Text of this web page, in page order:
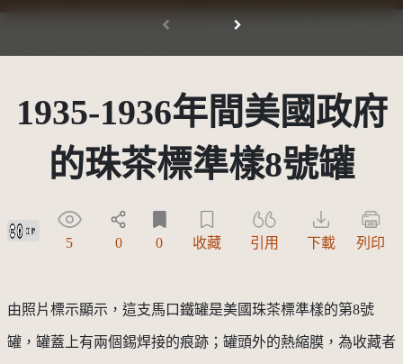
1935-1936年間美國政府
的珠茶標準樣8號罐
創用CC姓名標示 3.0 台灣及其後版本(CC BY 3.0 TW +)
5 0 0 收藏 引用 下載 列印
由照片標示顯示，這支馬口鐵罐是美國珠茶標準樣的第8號
罐，罐蓋上有兩個錫焊接的痕跡；罐頭外的熱縮膜，為收藏者